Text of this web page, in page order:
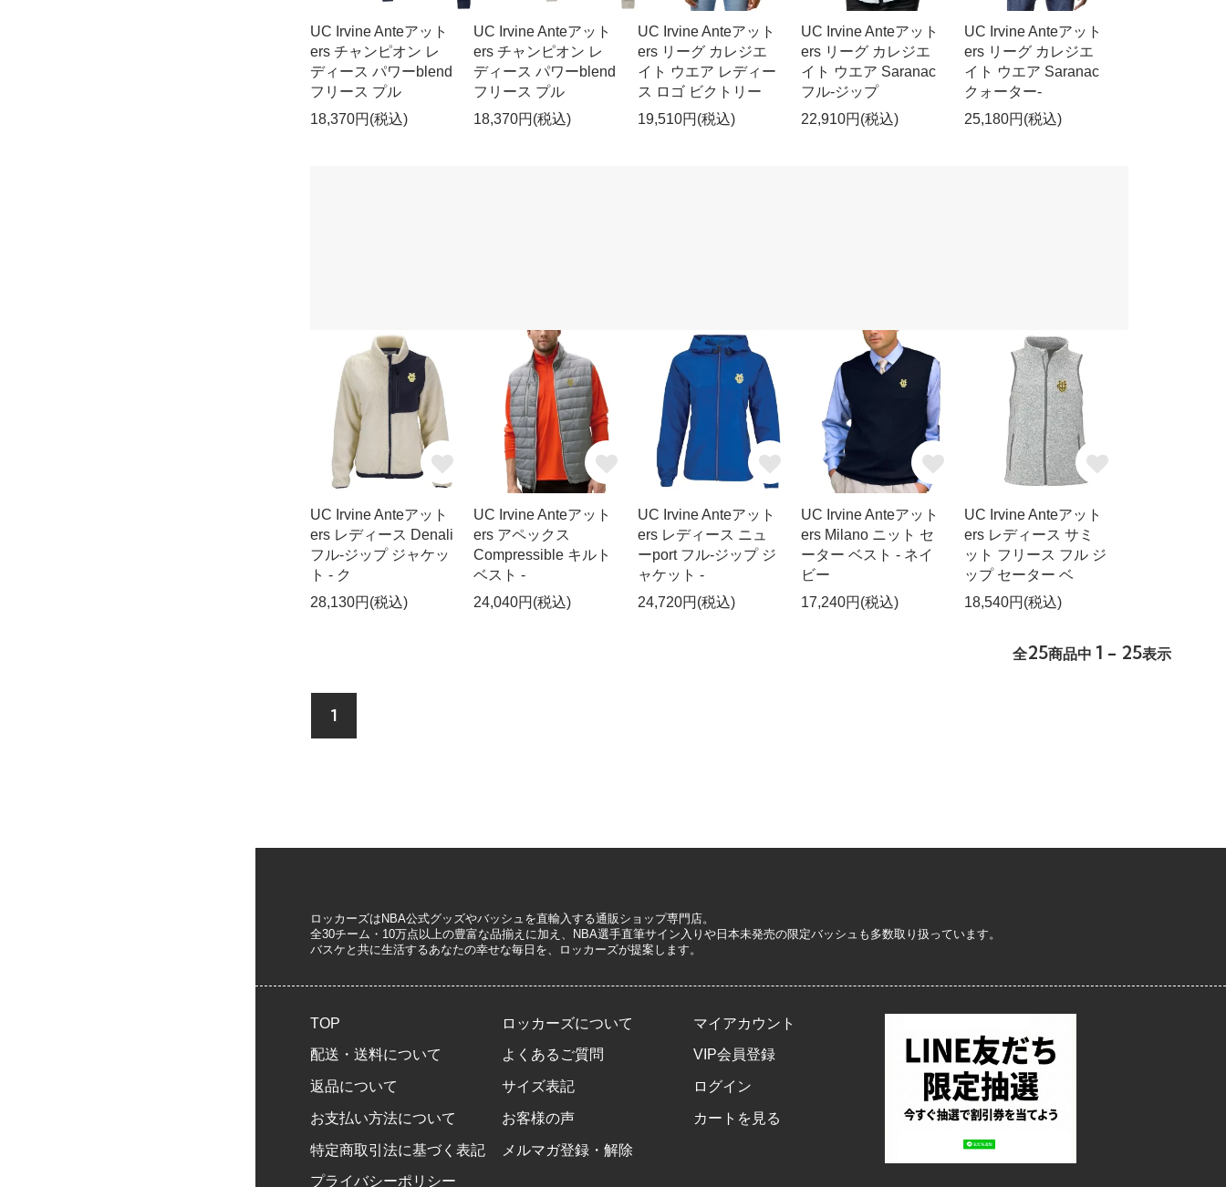
UC Irvine Anteアット
ers チャンピオン レ
ディース パワーblend
フリース プル
18,370円(税込)
UC Irvine Anteアット
ers チャンピオン レ
ディース パワーblend
フリース プル
18,370円(税込)
UC Irvine Anteアット
ers リーグ カレジエ
イト ウエア レディー
ス ロゴ ビクトリー
19,510円(税込)
UC Irvine Anteアット
ers リーグ カレジエ
イト ウエア Saranac
フル-ジップ
22,910円(税込)
UC Irvine Anteアット
ers リーグ カレジエ
イト ウエア Saranac
クォーター-
25,180円(税込)
UC Irvine Anteアット
ers レディース Denali
フル-ジップ ジャケッ
ト - ク
28,130円(税込)
UC Irvine Anteアット
ers アペックス
Compressible キルト
ベスト -
24,040円(税込)
UC Irvine Anteアット
ers レディース ニュ
ーport フル-ジップ ジ
ャケット -
24,720円(税込)
UC Irvine Anteアット
ers Milano ニット セ
ーター ベスト - ネイ
ビー
17,240円(税込)
UC Irvine Anteアット
ers レディース サミ
ット フリース フル ジ
ップ セーター ベ
18,540円(税込)
全25商品中 1 - 25表示
1
ロッカーズはNBA公式グッズやバッシュを直輸入する通販ショップ専門店。
全30チーム・10万点以上の豊富な品揃えに加え、NBA選手直筆サイン入りや日本未発売の限定バッシュも多数取り扱っています。
バスケと共に生活するあなたの幸せな毎日を、ロッカーズが提案します。
TOP
配送・送料について
返品について
お支払い方法について
特定商取引法に基づく表記
プライバシーポリシー
ロッカーズについて
よくあるご質問
サイズ表記
お客様の声
メルマガ登録・解除
マイアカウント
VIP会員登録
ログイン
カートを見る